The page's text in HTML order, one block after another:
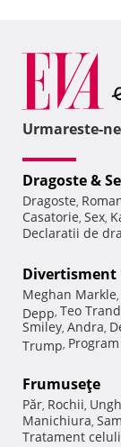
Urmareste-
Dragoste &
Dragoste,
Casatorie, Sex,
Declaratii de
Divertisment
Meghan Markle,
Depp, Teo
Smiley, Andra,
Trump, Program
Frumuseţe
Păr, Rochii,
Manichiura,
Tratament